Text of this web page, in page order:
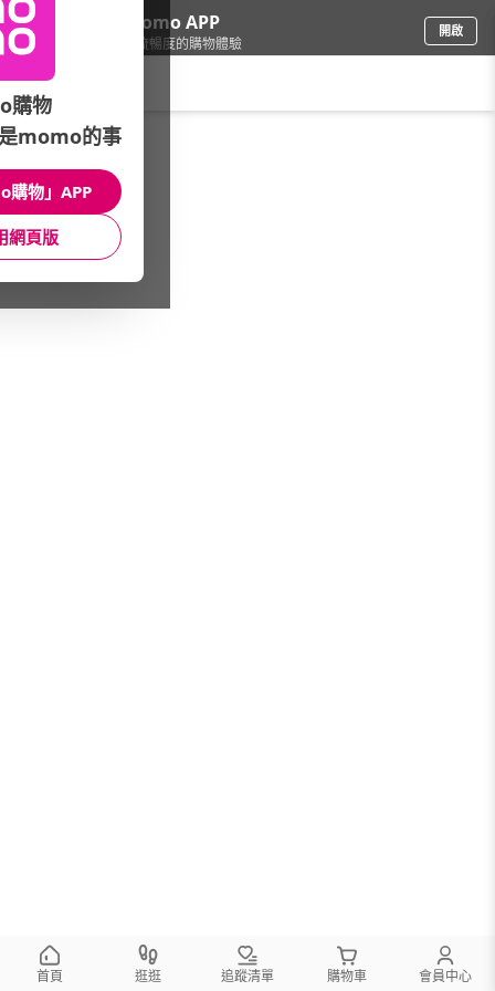
下載momo APP
給你3倍流暢度的購物體驗
開啟
車/機車/主打★機車百貨
館長推薦 月銷量
首頁 逛逛 追蹤清單 購物車 會員中心
購物
momo的事
購物」APP
網頁版